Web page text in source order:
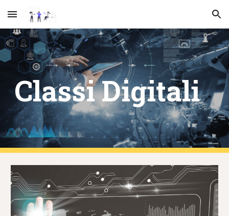
Skip to main content Skip to navigation
Classi Digitali